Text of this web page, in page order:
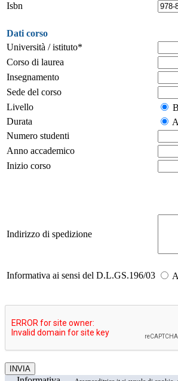
Isbn
Dati corso
Università / istituto*
Corso di laurea
Insegnamento
Sede del corso
Livello
Durata
Numero studenti
Anno accademico
Inizio corso
Indirizzo di spedizione
Informativa ai sensi del D.L.GS.196/03